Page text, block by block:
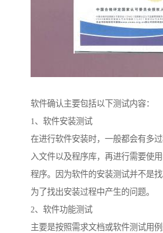
软件确认主要包括以下测试内容：
1、软件安装测试
在进行软件安装时，一般都会有多
入文件以及程序库，再进行需要使
程序。因为软件的安装测试并不是
为了找出安装过程中产生的问题。
2、软件功能测试
主要是按照需求文档或软件测试用